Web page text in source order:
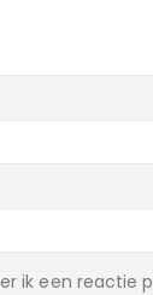
ik een reactie